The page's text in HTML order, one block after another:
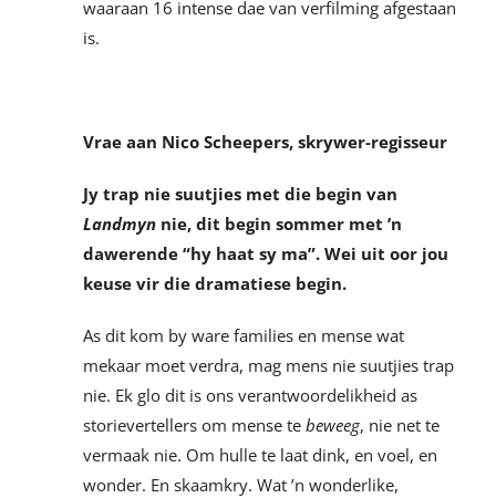
waaraan 16 intense dae van verfilming afgestaan
is.
Vrae aan Nico Scheepers, skrywer-regisseur
Jy trap nie suutjies met die begin van
Landmynnie, dit begin sommer met ’n
dawerende “hy haat sy ma”. Wei uit oor jou
keuse vir die dramatiese begin.
As dit kom by ware families en mense wat
mekaar moet verdra, mag mens nie suutjies trap
nie. Ek glo dit is ons verantwoordelikheid as
storievertellers om mense te beweeg, nie net te
vermaak nie. Om hulle te laat dink, en voel, en
wonder. En skaamkry. Wat ’n wonderlike,